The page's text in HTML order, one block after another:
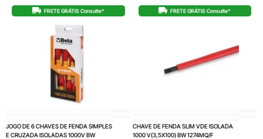
FRETE GRÁTIS Consulte*
JOGO DE 6 CHAVES DE FENDA SIMPLES
E CRUZADA ISOLADAS 1000V BW
FRETE GRÁTIS Consulte*
CHAVE DE FENDA SLIM VDE ISOLADA
1000 V(3,5X100) BW 1274MQ/F